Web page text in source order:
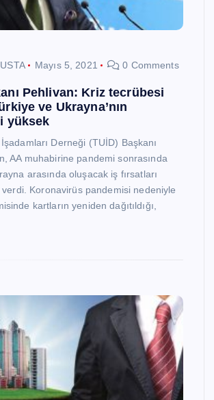
Mayıs 5, 2021 0 Comments
Pehlivan: Kriz tecrübesi
ve Ukrayna’nın
yüksek
Derneği (TUİD) Başkanı
AA muhabirine pandemi sonrasında
arasında oluşacak iş fırsatları
verdi. Koronavirüs pandemisi nedeniyle
kartların yeniden dağıtıldığı,